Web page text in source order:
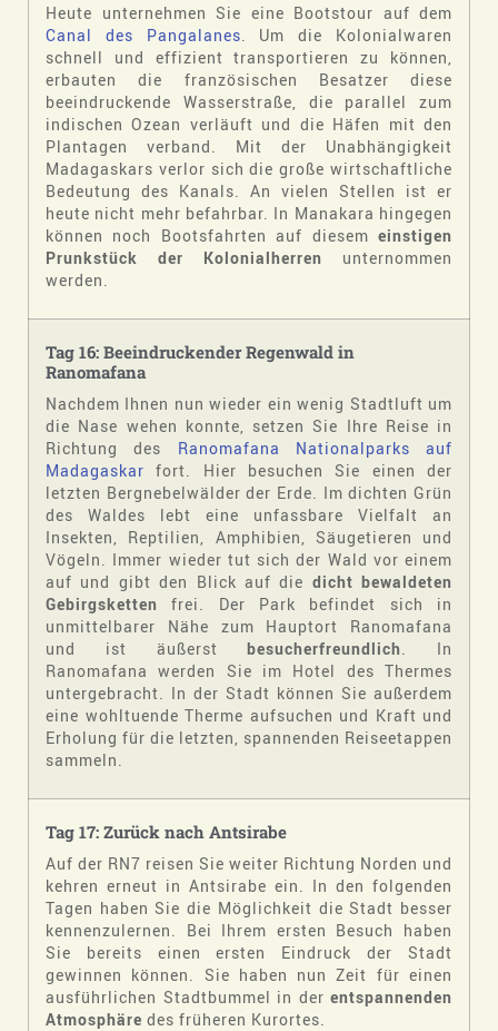
Heute unternehmen Sie eine Bootstour auf dem
Canal des Pangalanes . Um die Kolonialwaren
schnell und effizient transportieren zu können,
erbauten die französischen Besatzer diese
beeindruckende Wasserstraße, die parallel zum
indischen Ozean verläuft und die Häfen mit den
Plantagen verband. Mit der Unabhängigkeit
Madagaskars verlor sich die große wirtschaftliche
Bedeutung des Kanals. An vielen Stellen ist er
heute nicht mehr befahrbar. In Manakara hingegen
können noch Bootsfahrten auf diesem einstigen
Prunkstück der Kolonialherren unternommen
werden.
Tag 16: Beeindruckender Regenwald in
Ranomafana
Nachdem Ihnen nun wieder ein wenig Stadtluft um
die Nase wehen konnte, setzen Sie Ihre Reise in
Richtung des Ranomafana Nationalparks auf
Madagaskarfort. Hier besuchen Sie einen der
letzten Bergnebelwälder der Erde. Im dichten Grün
des Waldes lebt eine unfassbare Vielfalt an
Insekten, Reptilien, Amphibien, Säugetieren und
Vögeln. Immer wieder tut sich der Wald vor einem
auf und gibt den Blick auf die dicht bewaldeten
Gebirgsketten frei. Der Park befindet sich in
unmittelbarer Nähe zum Hauptort Ranomafana
und ist äußerst besucherfreundlich . In
Ranomafana werden Sie im Hotel des Thermes
untergebracht. In der Stadt können Sie außerdem
eine wohltuende Therme aufsuchen und Kraft und
Erholung für die letzten, spannenden Reiseetappen
sammeln.
Tag 17: Zurück nach Antsirabe
Auf der RN7 reisen Sie weiter Richtung Norden und
kehren erneut in Antsirabe ein. In den folgenden
Tagen haben Sie die Möglichkeit die Stadt besser
kennenzulernen. Bei Ihrem ersten Besuch haben
Sie bereits einen ersten Eindruck der Stadt
gewinnen können. Sie haben nun Zeit für einen
ausführlichen Stadtbummel in der entspannenden
Atmosphäre des früheren Kurortes.